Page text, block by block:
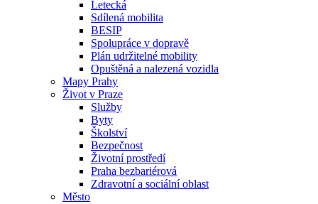
Letecká
Sdílená mobilita
BESIP
Spolupráce v dopravě
Plán udržitelné mobility
Opuštěná a nalezená vozidla
Mapy Prahy
Život v Praze
Služby
Byty
Školství
Bezpečnost
Životní prostředí
Praha bezbariérová
Zdravotní a sociální oblast
Město